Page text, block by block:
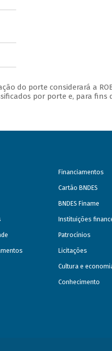
do porte considerará a
por porte e, para fins
Financiamentos
Cartão BNDES
BNDES Finame
Instituições
Patrocínios
Licitações
Cultura e
Conhecimento